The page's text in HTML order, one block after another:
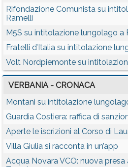
Rifondazione Comunista su
Ramelli
M5S su intitolazione lungolago a
Fratelli d’Italia su intitolazione
Volt Nordpiemonte su
VERBANIA - CRONACA
Montani su intitolazione
Guardia Costiera: raffica di
Aperte le iscrizioni al Corso di
Villa Giulia si racconta in un’app
Acqua Novara VCO: nuova